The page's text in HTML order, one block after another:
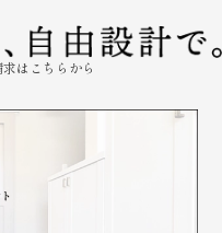
はこちらから